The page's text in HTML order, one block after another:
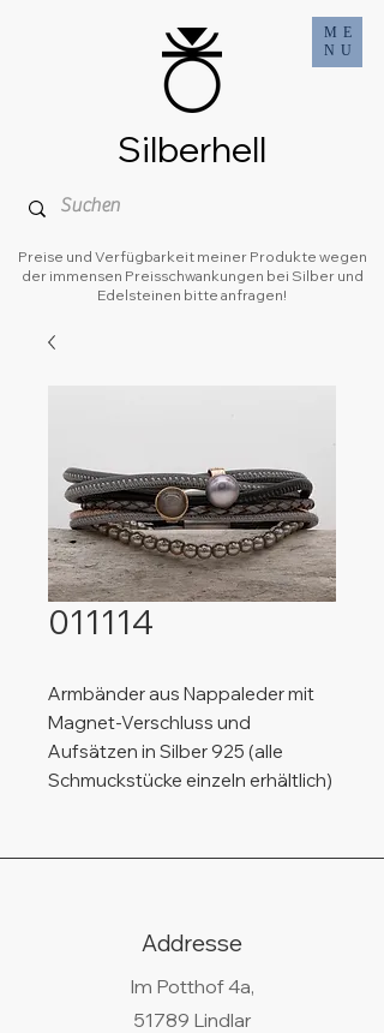
ME
NU
Preise und Verfügbarkeit meiner Produkte wegen
der immensen Preisschwankungen bei Silber und
Edelsteinen bitte anfragen!
Silberhell
011114
Armbänder aus Nappaleder mit
Magnet-Verschluss und
Aufsätzen in Silber 925 (alle
Schmuckstücke einzeln erhältlich)
Addresse
Im Potthof 4a,
51789 Lindlar